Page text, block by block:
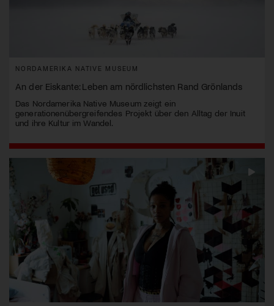
NORDAMERIKA NATIVE MUSEUM
An der Eiskante: Leben am nördlichsten Rand Grönlands
Das Nordamerika Native Museum zeigt ein
generationenübergreifendes Projekt über den Alltag der Inuit
und ihre Kultur im Wandel.